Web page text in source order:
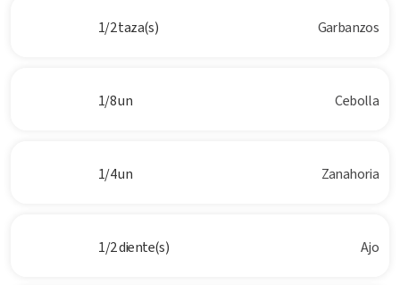
1/2 taza(s) Garbanzos
1/8 un Cebolla
1/4 un Zanahoria
1/2 diente(s) Ajo